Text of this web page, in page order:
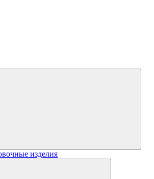
изделия